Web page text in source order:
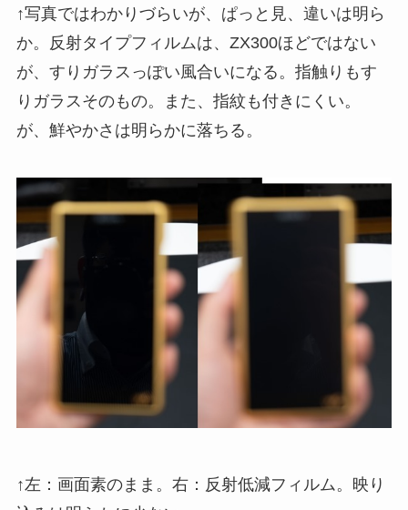
↑写真ではわかりづらいが、ぱっと見、違いは明ら
か。反射タイプフィルムは、ZX300ほどではない
が、すりガラスっぽい風合いになる。指触りもす
りガラスそのもの。また、指紋も付きにくい。
が、鮮やかさは明らかに落ちる。
↑左：画面素のまま。右：反射低減フィルム。映り